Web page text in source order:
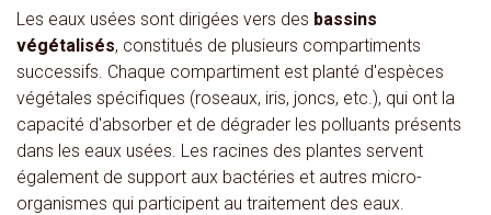
Les eaux usées sont dirigées vers des bassins
végétalisés, constitués de plusieurs compartiments
successifs. Chaque compartiment est planté d'espèces
végétales spécifiques (roseaux, iris, joncs, etc.), qui ont la
capacité d'absorber et de dégrader les polluants présents
dans les eaux usées. Les racines des plantes servent
également de support aux bactéries et autres micro-
organismes qui participent au traitement des eaux.